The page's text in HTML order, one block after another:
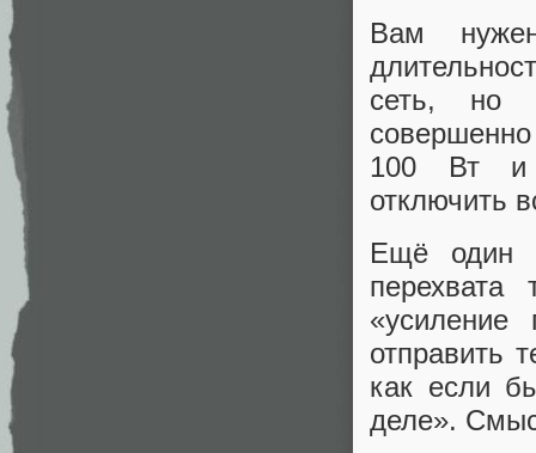
Вам
сеть, но
100 Вт и
отключить
Ещё один
отправить
как если
деле».